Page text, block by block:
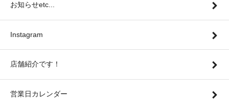
お知らせetc...
Instagram
店舗紹介です！
営業日カレンダー